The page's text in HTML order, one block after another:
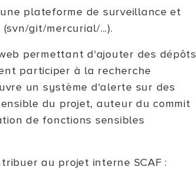
plateforme de surveillance et
git/mercurial/...).
permettant d'ajouter des dépôts
participer à la recherche
un système d'alerte sur des
du projet, auteur du commit
de fonctions sensibles
au projet interne SCAF :